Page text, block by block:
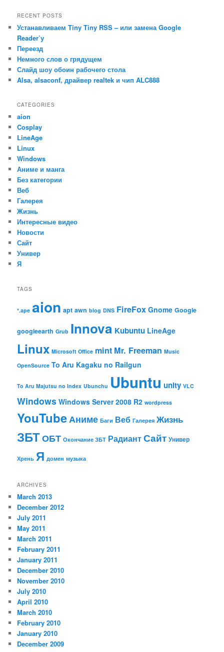
RECENT POSTS
Устанавливаем Tiny Tiny RSS – или замена Google
Reader’у
Переезд
Немного слов о грядущем
Слайд шоу обоин рабочего стола
Alsa, alsaconf, драйвер realtek и чип ALC888
CATEGORIES
aion
Cosplay
LineAge
Linux
Windows
Аниме и манга
Без категории
Веб
Галерея
Жизнь
Интересные видео
Новости
Сайт
Универ
Я
TAGS
*.ape aion apt awn blog DNS FireFox Gnome Google
googleearth Grub Innova Kubuntu LineAge
Linux Microsoft Office mint Mr. Freeman Music
OpenSource To Aru Kagaku no Railgun
To Aru Majutsu no Index Ubunchu Ubuntu unity VLC
Windows Windows Server 2008 R2 wordpress
YouTube Аниме Баги Веб Галерея Жизнь
ЗБТОБТ Окончание ЗБТ РадиантСайт Универ
Хрень Я домен музыка
ARCHIVES
March 2013
December 2012
July 2011
May 2011
March 2011
February 2011
January 2011
December 2010
November 2010
July 2010
April 2010
March 2010
February 2010
January 2010
December 2009